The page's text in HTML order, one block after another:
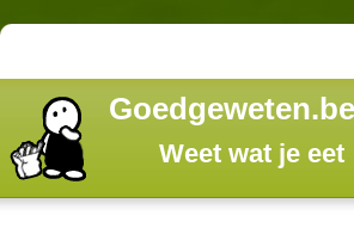
Goedgeweten.be
Weet wat je eet